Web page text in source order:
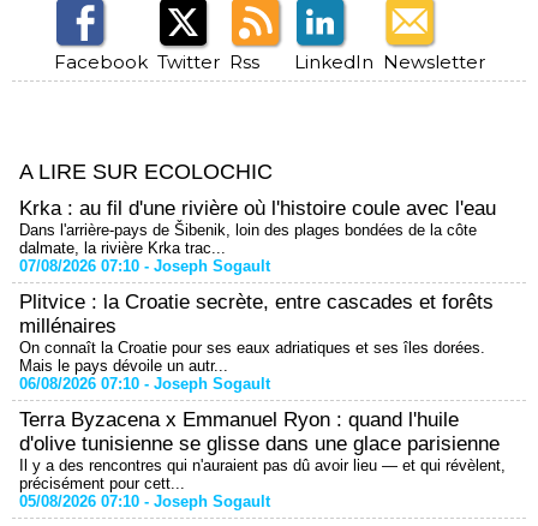
Facebook Twitter Rss LinkedIn Newsletter
A LIRE SUR ECOLOCHIC
Krka : au fil d'une rivière où l'histoire coule avec l'eau
Dans l'arrière-pays de Šibenik, loin des plages bondées de la côte
dalmate, la rivière Krka trac...
07/08/2026 07:10 - Joseph Sogault
Plitvice : la Croatie secrète, entre cascades et forêts
millénaires
On connaît la Croatie pour ses eaux adriatiques et ses îles dorées.
Mais le pays dévoile un autr...
06/08/2026 07:10 - Joseph Sogault
Terra Byzacena x Emmanuel Ryon : quand l'huile
d'olive tunisienne se glisse dans une glace parisienne
Il y a des rencontres qui n'auraient pas dû avoir lieu — et qui révèlent,
précisément pour cett...
05/08/2026 07:10 - Joseph Sogault